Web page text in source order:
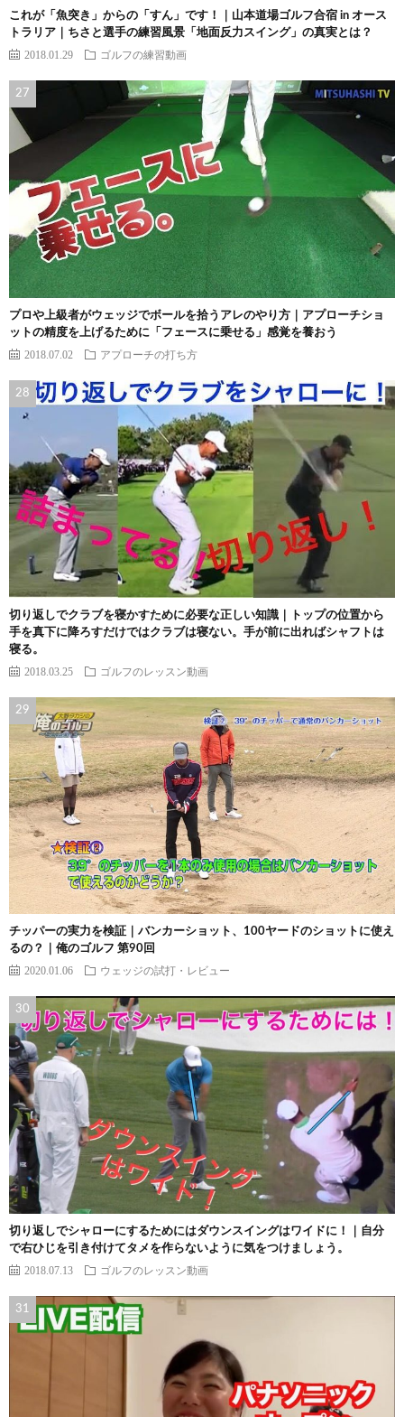
これが「魚突き」からの「すん」です！｜山本道場ゴルフ合宿 in オース
トラリア｜ちさと選手の練習風景「地面反力スイング」の真実とは？
2018.01.29 ゴルフの練習動画
プロや上級者がウェッジでボールを拾うアレのやり方｜アプローチショ
ットの精度を上げるために「フェースに乗せる」感覚を養おう
2018.07.02 アプローチの打ち方
切り返しでクラブを寝かすために必要な正しい知識｜トップの位置から
手を真下に降ろすだけではクラブは寝ない。手が前に出ればシャフトは
寝る。
2018.03.25 ゴルフのレッスン動画
チッパーの実力を検証｜バンカーショット、100ヤードのショットに使え
るの？｜俺のゴルフ 第90回
2020.01.06 ウェッジの試打・レビュー
切り返しでシャローにするためにはダウンスイングはワイドに！｜自分
で右ひじを引き付けてタメを作らないように気をつけましょう。
2018.07.13 ゴルフのレッスン動画